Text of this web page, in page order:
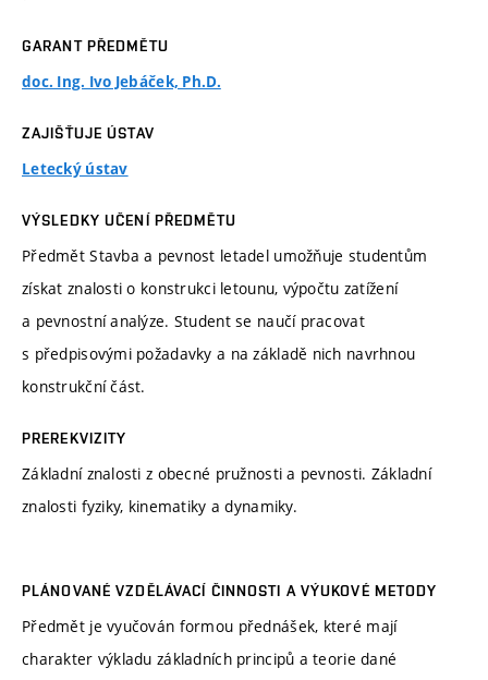
GARANT PŘEDMĚTU
doc. Ing. Ivo Jebáček, Ph.D.
ZAJIŠŤUJE ÚSTAV
Letecký ústav
VÝSLEDKY UČENÍ PŘEDMĚTU
Předmět Stavba a pevnost letadel umožňuje studentům
získat znalosti o konstrukci letounu, výpočtu zatížení
a pevnostní analýze. Student se naučí pracovat
s předpisovými požadavky a na základě nich navrhnou
konstrukční část.
PREREKVIZITY
Základní znalosti z obecné pružnosti a pevnosti. Základní
znalosti fyziky, kinematiky a dynamiky.
PLÁNOVANÉ VZDĚLÁVACÍ ČINNOSTI A VÝUKOVÉ METODY
Předmět je vyučován formou přednášek, které mají
charakter výkladu základních principů a teorie dané